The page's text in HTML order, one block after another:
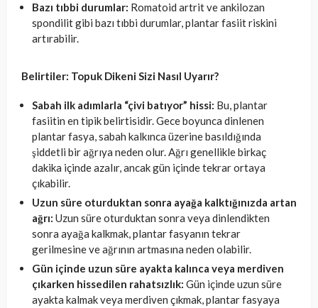
Bazı tıbbi durumlar: Romatoid artrit ve ankilozan
spondilit gibi bazı tıbbi durumlar, plantar fasiit riskini
artırabilir.
Belirtiler: Topuk Dikeni Sizi Nasıl Uyarır?
Sabah ilk adımlarla “çivi batıyor” hissi: Bu, plantar
fasiitin en tipik belirtisidir. Gece boyunca dinlenen
plantar fasya, sabah kalkınca üzerine basıldığında
şiddetli bir ağrıya neden olur. Ağrı genellikle birkaç
dakika içinde azalır, ancak gün içinde tekrar ortaya
çıkabilir.
Uzun süre oturduktan sonra ayağa kalktığınızda artan
ağrı: Uzun süre oturduktan sonra veya dinlendikten
sonra ayağa kalkmak, plantar fasyanın tekrar
gerilmesine ve ağrının artmasına neden olabilir.
Gün içinde uzun süre ayakta kalınca veya merdiven
çıkarken hissedilen rahatsızlık: Gün içinde uzun süre
ayakta kalmak veya merdiven çıkmak, plantar fasyaya